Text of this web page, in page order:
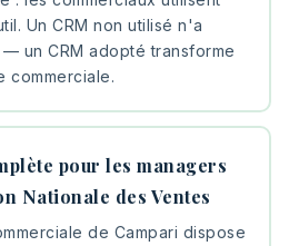
Un CRM non utilisé n'a
un CRM adopté transforme
commerciale.
pour les managers
Nationale des Ventes
de Campari dispose